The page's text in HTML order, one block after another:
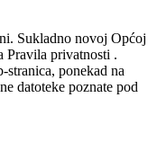
Sukladno novoj Općoj
Pravila privatnosti .
stranica, ponekad na
datoteke poznate pod